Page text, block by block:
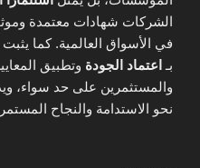
الشركات شهادات معتمدة
في الأسواق العالمية. كما يثبت
بـ اعتماد الجودة وتطبيق
والمستثمرين على حد سواء،
نحو الاستدامة والنجاح